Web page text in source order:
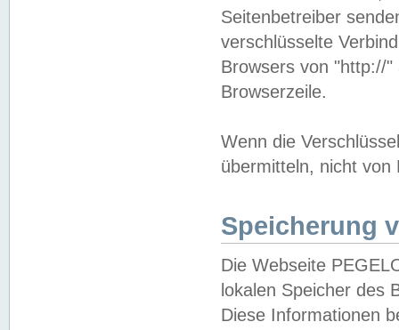
Seitenbetreiber
verschlüsselte
Browsers von "http://
Browserzeile.
Wenn die
übermitteln, nicht von
Speicherung
Die Webseite
lokalen Speicher des
Diese Informationen